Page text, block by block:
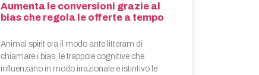
Aumenta le conversioni grazie al
bias che regola le offerte a tempo
Animal spirit era il modo ante litteram di
chiamare i bias, le trappole cognitive che
influenzano in modo irrazionale e istintivo le